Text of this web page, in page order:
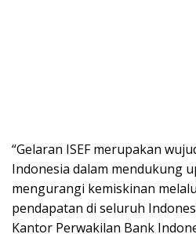
“Gelaran ISEF merupakan
Indonesia dalam mendukung
mengurangi kemiskinan
pendapatan di seluruh
Kantor Perwakilan Bank